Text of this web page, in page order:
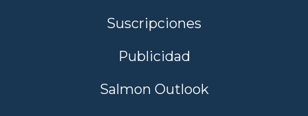
Suscripciones
Publicidad
Salmon Outlook